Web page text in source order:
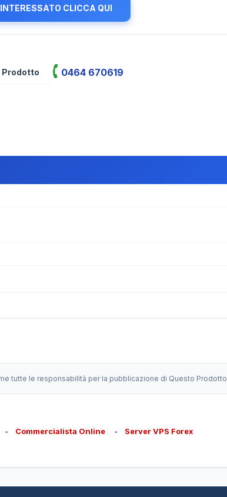
CLICCA QUI
Prodotto 0464 670619
tutte le responsabilità per la pubblicazione di Questo Prodotto
- Commercialista Online - Server VPS Forex